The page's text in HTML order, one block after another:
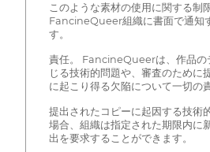
このような素材の使用に関する制
FancineQueer組織に書面で通知
す。
責任。 FancineQueerは、作品の
じる技術的問題や、審査のために
に起こり得る欠陥について一切の
提出されたコピーに起因する技術
場合、組織は指定された期限内に
出を要求することができます。